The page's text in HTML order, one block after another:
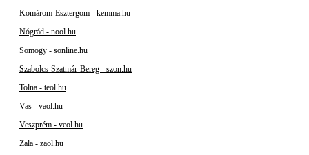
Komárom-Esztergom - kemma.hu
Nógrád - nool.hu
Somogy - sonline.hu
Szabolcs-Szatmár-Bereg - szon.hu
Tolna - teol.hu
Vas - vaol.hu
Veszprém - veol.hu
Zala - zaol.hu